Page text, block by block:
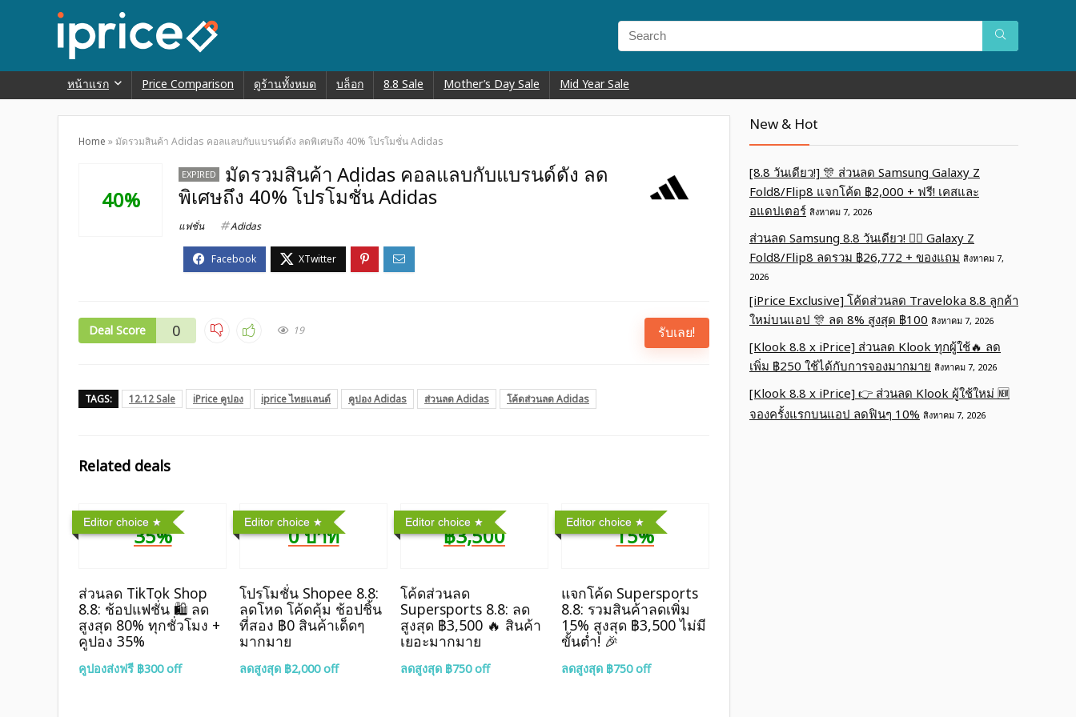
หน้าแรก Price Comparison ดูร้านทั้งหมด บล็อก 8.8 Sale Mother’s Day Sale Mid Year Sale
Home » มัดรวมสินค้า Adidas คอลแลบกับแบรนด์ดัง ลดพิเศษถึง 40% โปรโมชั่น Adidas
40%
EXPIRED
มัดรวมสินค้า Adidas คอลแลบกับแบรนด์ดัง ลด
พิเศษถึง 40% โปรโมชั่น Adidas
แฟชั่น Adidas
Deal Score 0 19 รับเลย!
TAGS: 12.12 Sale iPrice คูปอง iprice ไทยแลนด์ คูปอง Adidas ส่วนลด Adidas โค้ดส่วนลด Adidas
Related deals
Editor choice
35%
ส่วนลด TikTok Shop
8.8: ช้อปแฟชั่น 🛍️ ลด
สูงสุด 80% ทุกชั่วโมง +
คูปอง 35%
คูปองส่งฟรี ฿300 off
Editor choice
0 บาท
โปรโมชั่น Shopee 8.8:
ลดโหด โค้ดคุ้ม ช้อปชิ้น
ที่สอง ฿0 สินค้าเด็ดๆ
มากมาย
ลดสูงสุด ฿2,000 off
Editor choice
฿3,500
โค้ดส่วนลด
Supersports 8.8: ลด
สูงสุด ฿3,500 🔥 สินค้า
เยอะมากมาย
ลดสูงสุด ฿750 off
Editor choice
15%
แจกโค้ด Supersports
8.8: รวมสินค้าลดเพิ่ม
15% สูงสุด ฿3,500 ไม่มี
ขั้นต่ำ! 🎉
ลดสูงสุด ฿750 off
New & Hot
[8.8 วันเดียว!] 🎊 ส่วนลด Samsung Galaxy Z
Fold8/Flip8 แจกโค้ด ฿2,000 + ฟรี! เคสและ
อแดปเตอร์ สิงหาคม 7, 2026
ส่วนลด Samsung 8.8 วันเดียว! ❤️‍🔥 Galaxy Z
Fold8/Flip8 ลดรวม ฿26,772 + ของแถม สิงหาคม 7,
2026
[iPrice Exclusive] โค้ดส่วนลด Traveloka 8.8 ลูกค้า
ใหม่บนแอป 🎊 ลด 8% สูงสุด​ ฿100 สิงหาคม 7, 2026
[Klook 8.8 x iPrice] ส่วนลด Klook ทุกผู้ใช้🔥 ลด
เพิ่ม ฿250 ใช้ได้กับการจองมากมาย สิงหาคม 7, 2026
[Klook 8.8 x iPrice] 👉 ส่วนลด Klook ผู้ใช้ใหม่ 🆕
จองครั้งแรกบนแอป ลดฟินๆ 10% สิงหาคม 7, 2026